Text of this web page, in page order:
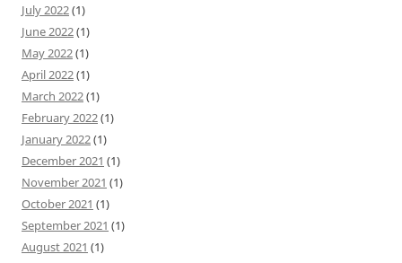
July 2022(1)
June 2022(1)
May 2022(1)
April 2022(1)
March 2022(1)
February 2022(1)
January 2022(1)
December 2021 (1)
November 2021 (1)
October 2021 (1)
September 2021 (1)
August 2021 (1)